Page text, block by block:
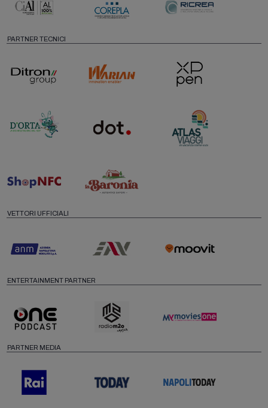
PARTNER TECNICI
VETTORI UFFICIALI
ENTERTAINMENT PARTNER
PARTNER MEDIA